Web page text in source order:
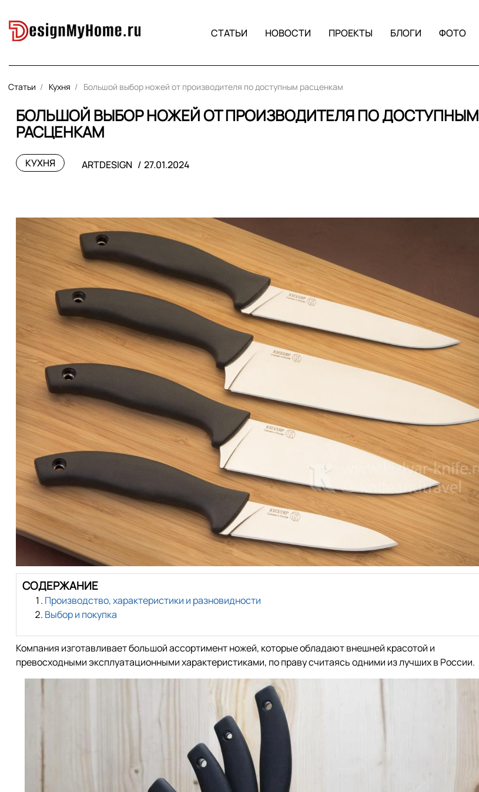
СТАТЬИ НОВОСТИ ПРОЕКТЫ БЛОГИ ФОТО
Статьи Кухня Большой выбор ножей от производителя по доступным расценкам
БОЛЬШОЙ ВЫБОР НОЖЕЙ ОТ ПРОИЗВОДИТЕЛЯ ПО ДОСТУПНЫМ
РАСЦЕНКАМ
КУХНЯ ARTDESIGN 27.01.2024
СОДЕРЖАНИЕ
Производство, характеристики и разновидности
Выбор и покупка
Компания изготавливает большой ассортимент ножей, которые обладают внешней красотой и
превосходными эксплуатационными характеристиками, по праву считаясь одними из лучших в России.